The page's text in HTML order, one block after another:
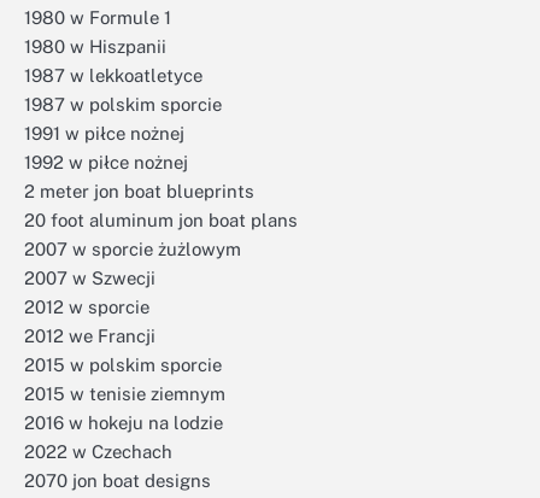
1980 w Formule 1
1980 w Hiszpanii
1987 w lekkoatletyce
1987 w polskim sporcie
1991 w piłce nożnej
1992 w piłce nożnej
2 meter jon boat blueprints
20 foot aluminum jon boat plans
2007 w sporcie żużlowym
2007 w Szwecji
2012 w sporcie
2012 we Francji
2015 w polskim sporcie
2015 w tenisie ziemnym
2016 w hokeju na lodzie
2022 w Czechach
2070 jon boat designs